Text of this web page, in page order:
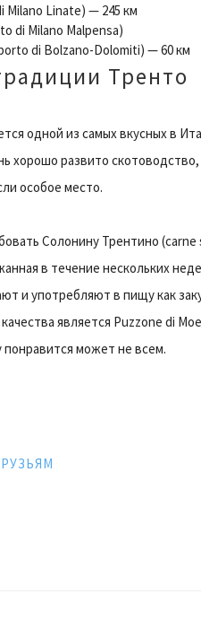
Linate) — 245 км
di Milano Malpensa)
di Bolzano-Dolomiti) — 60 км
Тренто
одной из самых вкусных в
хорошо развито
особое место.
Солонину Трентино
в течение нескольких
и употребляют в пищу как
является Puzzone di
понравится может не всем.